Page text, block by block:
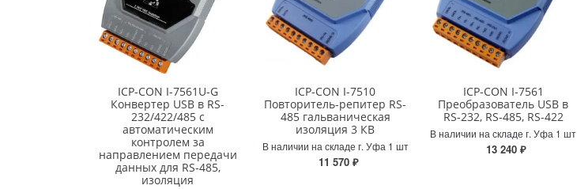
ICP-CON I-7561U-G
Конвертер USB в RS-
232/422/485 с
автоматическим
контролем за
направлением передачи
данных для RS-485,
изоляция
ICP-CON I-7510
Повторитель-репитер RS-
485 гальваническая
изоляция 3 КВ
В наличии на складе г. Уфа 1 шт
11 570 ₽
ICP-CON I-7561
Преобразователь USB в
RS-232, RS-485, RS-422
В наличии на складе г. Уфа 1 шт
13 240 ₽